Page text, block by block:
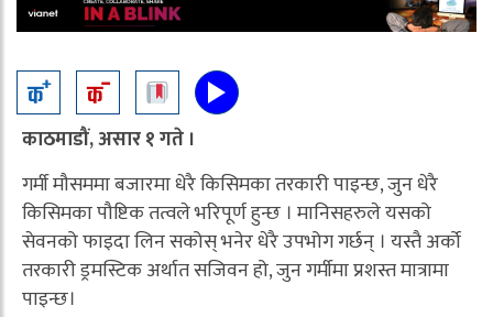
काठमाडौं, असार १ गते ।
गर्मी मौसममा बजारमा धेरै किसिमका तरकारी पाइन्छ, जुन धेरै
किसिमका पौष्टिक तत्वले भरिपूर्ण हुन्छ । मानिसहरुले यसको
सेवनको फाइदा लिन सकोस् भनेर धेरै उपभोग गर्छन् । यस्तै अर्को
तरकारी ड्रमस्टिक अर्थात सजिवन हो, जुन गर्मीमा प्रशस्त मात्रामा
पाइन्छ।